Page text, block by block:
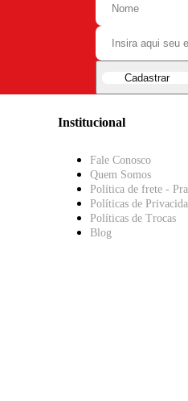
Cadastrar
Institucional
Fale Conosco
Quem Somos
Política de frete -
Políticas de
Políticas de Trocas
Blog